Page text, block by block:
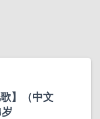
】（中文